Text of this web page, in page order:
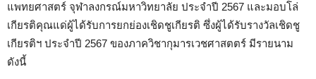
แพทยศาสตร์ จุฬาลงกรณ์มหาวิทยาลัย ประจำปี 2567 และมอบโล่
เกียรติคุณแด่ผู้ได้รับการยกย่องเชิดชูเกียรติ ซึ่งผู้ได้รับรางวัลเชิดชู
เกียรติฯ ประจำปี 2567 ของภาควิชากุมารเวชศาสตตร์ มีรายนาม
ดังนี้